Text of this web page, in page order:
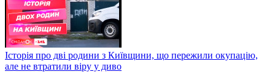
Історія про дві родини з Київщини, що пережили окупацію,
але не втратили віру у диво